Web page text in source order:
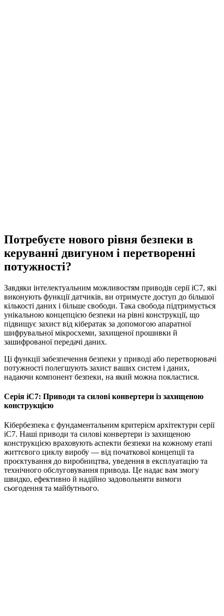
Потребуєте нового рівня безпеки в
керуванні двигуном і перетворенні
потужності?
Завдяки інтелектуальним можливостям приводів серії iC7, які
виконують функції датчиків, ви отримуєте доступ до більшої
кількості даних і більше свободи. Така свобода підтримується
унікальною концепцією безпеки на рівні конструкції, що
підвищує захист від кібератак за допомогою апаратної
шифрувальної мікросхеми, захищеної прошивки й
зашифрованої передачі даних.
Ці функції забезпечення безпеки у приводі або перетворювачі
потужності полегшують захист ваших систем і даних,
надаючи компонент безпеки, на який можна покластися.
Серія iC7: Приводи та силові конвертери із захищеною
конструкцією
Кібербезпека є фундаментальним критерієм архітектури серії
iC7. Наші приводи та силові конвертери із захищеною
конструкцією враховують аспекти безпеки на кожному етапі
життєвого циклу виробу — від початкової концепції та
проєктування до виробництва, уведення в експлуатацію та
технічного обслуговування привода. Це надає вам змогу
швидко, ефективно й надійно задовольняти вимоги
сьогодення та майбутнього.